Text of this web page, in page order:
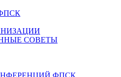
СОВЕТЫ
ФПСК